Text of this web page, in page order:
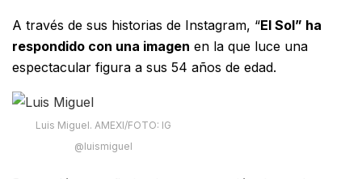
A través de sus historias de Instagram, “El Sol” ha
respondido con una imagen en la que luce una
espectacular figura a sus 54 años de edad.
Luis Miguel. AMEXI/FOTO: IG
@luismiguel